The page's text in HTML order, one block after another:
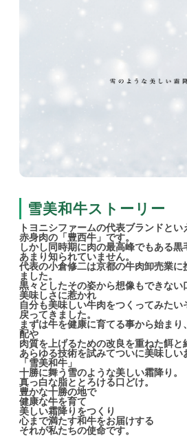
雪美和牛ストーリー
トヨニシファームの代表ブランドとい
赤身肉の「豊西牛」です。
しかし同時期に肉の最高峰でもある
あまり知られていません。
代表の小倉修二は京都の牛肉卸売業に
ました。
黒々としたその姿から想像もできな
美味しさに惹かれ
自分も美味しい牛肉をつくってみた
戻ってきました。
まずは牛を健康に育てる事から始ま
配や
肉質を上げるための改良を重ねた餌と
あらゆる技術を試みてついに美味しい
「雪美和牛」
十勝に舞う雪のような美しい霜降り。
真っ白な脂ととろける口どけ。
豊かな十勝の地で
健康な牛を育て
美しい霜降りをつくり
心まで満たす和牛をお届けする
それが私たちの使命です。